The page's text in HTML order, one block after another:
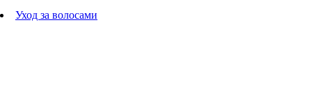
Уход за волосами